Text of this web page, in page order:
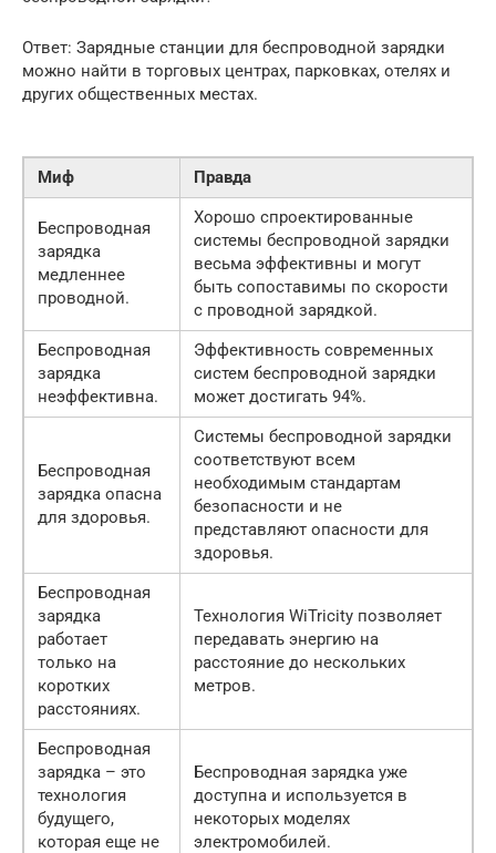
Ответ: Зарядные станции для беспроводной зарядки
можно найти в торговых центрах, парковках, отелях и
других общественных местах.
Миф Правда
Беспроводная
зарядка
медленнее
проводной.
Хорошо спроектированные
системы беспроводной зарядки
весьма эффективны и могут
быть сопоставимы по скорости
с проводной зарядкой.
Беспроводная
зарядка
неэффективна.
Эффективность современных
систем беспроводной зарядки
может достигать 94%.
Беспроводная
зарядка опасна
для здоровья.
Системы беспроводной зарядки
соответствуют всем
необходимым стандартам
безопасности и не
представляют опасности для
здоровья.
Беспроводная
зарядка
работает
только на
коротких
расстояниях.
Технология WiTricity позволяет
передавать энергию на
расстояние до нескольких
метров.
Беспроводная
зарядка – это
технология
будущего,
которая еще не
Беспроводная зарядка уже
доступна и используется в
некоторых моделях
электромобилей.